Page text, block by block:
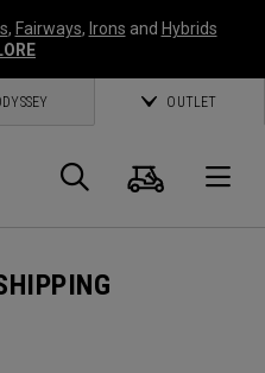
, Fairways, Irons and Hybrids
OUTLET
Suche